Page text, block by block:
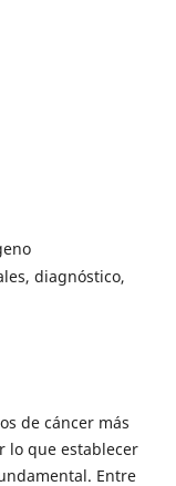
diagnóstico,
de cáncer más
lo que establecer
Entre